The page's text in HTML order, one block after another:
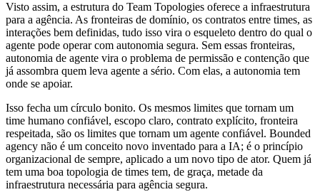
Visto assim, a estrutura do Team Topologies oferece a infraestrutura
para a agência. As fronteiras de domínio, os contratos entre times, as
interações bem definidas, tudo isso vira o esqueleto dentro do qual o
agente pode operar com autonomia segura. Sem essas fronteiras,
autonomia de agente vira o problema de permissão e contenção que
já assombra quem leva agente a sério. Com elas, a autonomia tem
onde se apoiar.
Isso fecha um círculo bonito. Os mesmos limites que tornam um
time humano confiável, escopo claro, contrato explícito, fronteira
respeitada, são os limites que tornam um agente confiável. Bounded
agency não é um conceito novo inventado para a IA; é o princípio
organizacional de sempre, aplicado a um novo tipo de ator. Quem já
tem uma boa topologia de times tem, de graça, metade da
infraestrutura necessária para agência segura.